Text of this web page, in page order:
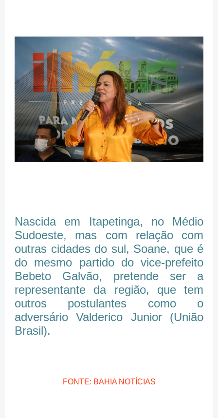
Nascida em Itapetinga, no Médio
Sudoeste, mas com relação com
outras cidades do sul, Soane, que é
do mesmo partido do vice-prefeito
Bebeto Galvão, pretende ser a
representante da região, que tem
outros postulantes como o
adversário Valderico Junior (União
Brasil).
FONTE: BAHIA NOTÍCIAS